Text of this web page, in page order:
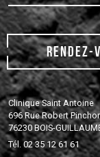
RENDEZ-
Clinique Saint Antoine
696 Rue Robert
76230 BOIS-
Tél. 02 35 12 61 61